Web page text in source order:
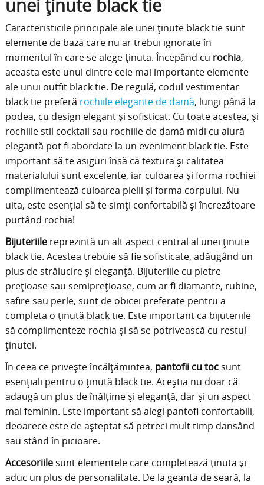
unei ținute black tie
Caracteristicile principale ale unei ținute black tie sunt
elemente de bază care nu ar trebui ignorate în
momentul în care se alege ținuta. Începând cu rochia,
aceasta este unul dintre cele mai importante elemente
ale unui outfit black tie. De regulă, codul vestimentar
black tie preferă rochiile elegante de damă, lungi până la
podea, cu design elegant și sofisticat. Cu toate acestea, și
rochiile stil cocktail sau rochiile de damă midi cu alură
elegantă pot fi abordate la un eveniment black tie. Este
important să te asiguri însă că textura și calitatea
materialului sunt excelente, iar culoarea și forma rochiei
complimentează culoarea pielii și forma corpului. Nu
uita, este esențial să te simți confortabilă și încrezătoare
purtând rochia!
Bijuteriilereprezintă un alt aspect central al unei ținute
black tie. Acestea trebuie să fie sofisticate, adăugând un
plus de strălucire și eleganță. Bijuteriile cu pietre
prețioase sau semiprețioase, cum ar fi diamante, rubine,
safire sau perle, sunt de obicei preferate pentru a
completa o ținută black tie. Este important ca bijuteriile
să complimenteze rochia și să se potrivească cu restul
ținutei.
În ceea ce privește încălțămintea, pantofii cu tocsunt
esențiali pentru o ținută black tie. Aceștia nu doar că
adaugă un plus de înălțime și eleganță, dar și un aspect
mai feminin. Este important să alegi pantofi confortabili,
deoarece este de așteptat să petreci mult timp dansând
sau stând în picioare.
Accesoriilesunt elementele care completează ținuta și
aduc un plus de personalitate. De la geanta de seară, la